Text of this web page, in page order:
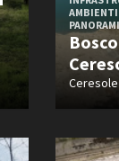
AMBIENTI
Ceresole